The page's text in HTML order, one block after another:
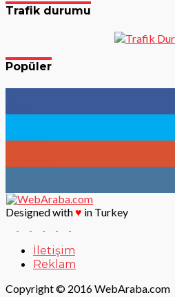
Trafik durumu
Popüler
Designed with♥ in Turkey
İletişim
Reklam
Copyright © 2016 WebAraba.com